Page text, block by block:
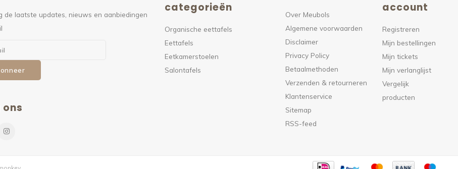
de laatste updates, nieuws en aanbiedingen
categorieën
Organische eettafels
Eettafels
Eetkamerstoelen
Salontafels
Over Meubols
Algemene voorwaarden
Disclaimer
Privacy Policy
Betaalmethoden
Verzenden & retourneren
Klantenservice
Sitemap
RSS-feed
account
Registreren
Mijn bestellingen
Mijn tickets
Mijn verlanglijst
Vergelijk
producten